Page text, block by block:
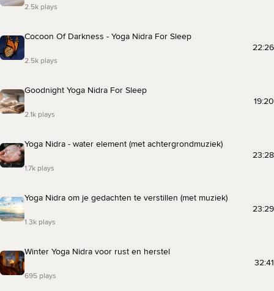
2.5k plays
Cocoon Of Darkness - Yoga Nidra For Sleep
2.5k plays
22:26
Goodnight Yoga Nidra For Sleep
2.1k plays
19:20
Yoga Nidra - water element (met achtergrondmuziek)
1.7k plays
23:28
Yoga Nidra om je gedachten te verstillen (met muziek)
1.3k plays
23:29
Winter Yoga Nidra voor rust en herstel
695 plays
32:41